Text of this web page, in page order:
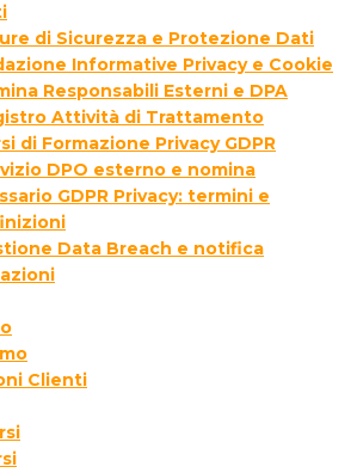
di Sicurezza e Protezione Dati
Informative Privacy e Cookie
Responsabili Esterni e DPA
Attività di Trattamento
di Formazione Privacy GDPR
DPO esterno e nomina
GDPR Privacy: termini e
Data Breach e notifica
Clienti